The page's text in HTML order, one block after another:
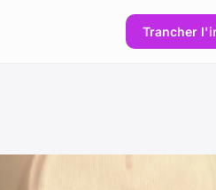
Trancher